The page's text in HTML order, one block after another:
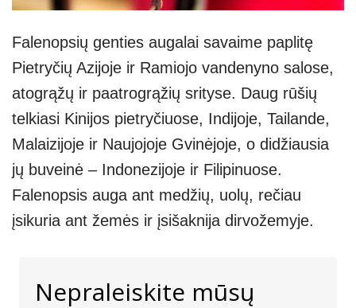
Falenopsių genties augalai savaime paplitę
Pietryčių Azijoje ir Ramiojo vandenyno salose,
atogrąžų ir paatrogrąžių srityse. Daug rūšių
telkiasi Kinijos pietryčiuose, Indijoje, Tailande,
Malaizijoje ir Naujojoje Gvinėjoje, o didžiausia
jų buveinė – Indonezijoje ir Filipinuose.
Falenopsis auga ant medžių, uolų, rečiau
įsikuria ant žemės ir įsišaknija dirvožemyje.
Nepraleiskite mūsų